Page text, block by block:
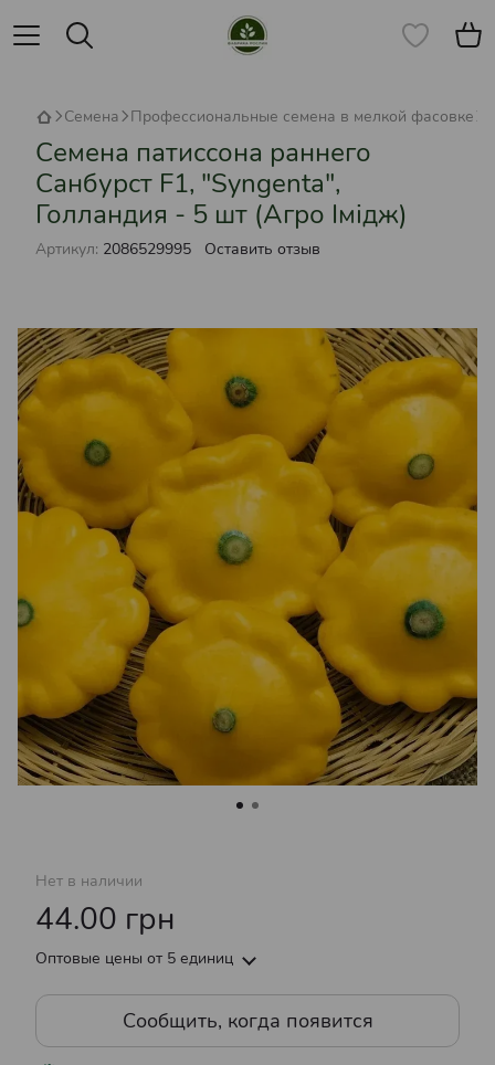
Семена Профессиональные семена в мелкой фасовке
Семена патиссона раннего
Санбурст F1, "Syngenta",
Голландия - 5 шт (Агро Імідж)
Артикул: 2086529995 Оставить отзыв
Нет в наличии
44.00 грн
Оптовые цены от 5 единиц
Сообщить, когда появится